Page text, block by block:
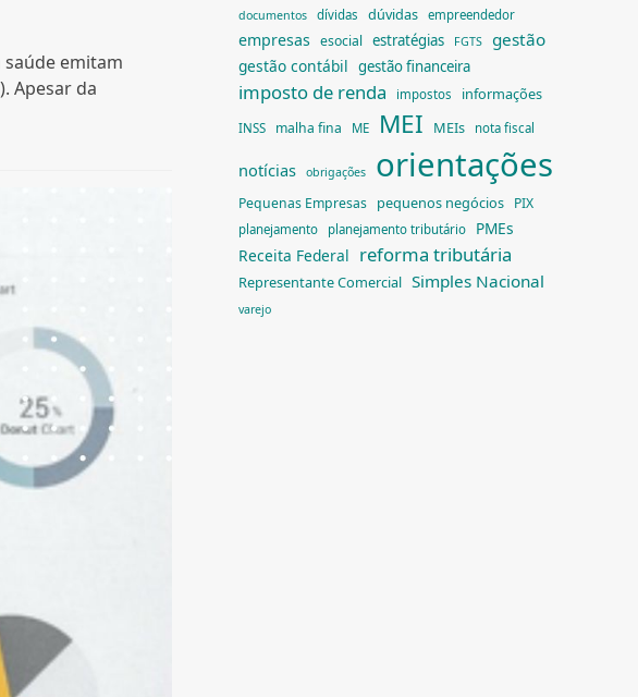
saúde emitam
Apesar da
documentos dívidas dúvidas empreendedor
empresas esocial estratégias FGTS gestão
gestão contábil gestão financeira
imposto de renda impostos informações
INSS malha fina ME MEI MEIs nota fiscal
notícias obrigações orientações
Pequenas Empresas pequenos negócios PIX
planejamento planejamento tributário
PMEs
Receita Federal reforma tributária
Representante Comercial Simples Nacional
varejo